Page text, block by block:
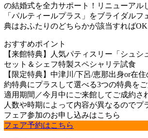
の結婚式を全力サポート！リニューアル
「パルティールプラス」をブライダルフ
典はおふたりのどちらかが該当すればOK
おすすめポイント
【来館特典】人気パティスリー「シュシ
セット＆シェフ特製スペシャリテ試食
【限定特典】中津川/下呂/恵那出身or在
約特典にプラスして選べる3つの特典をご
適用期間／今月中にご来館してご成約
人数や時期によって内容が異なるのでプ
フェア参加のお申し込みはこちら
フェア予約はこちら